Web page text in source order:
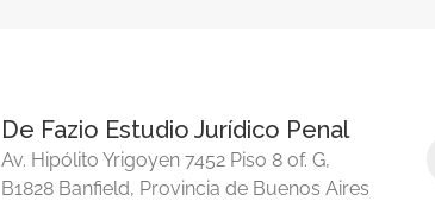
De Fazio Estudio Jurídico Penal
Av. Hipólito Yrigoyen 7452 Piso 8 of. G,
B1828 Banfield, Provincia de Buenos Aires